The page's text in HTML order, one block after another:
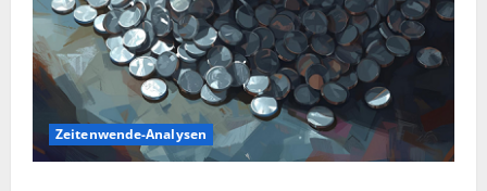
Zeitenwende-Analysen